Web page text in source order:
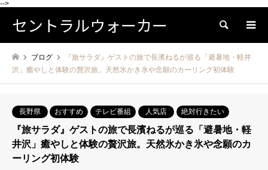
-->
セントラルウォーカー 検索
ブログ
『旅サラダ』ゲストの旅で長濱ねるが巡る「避暑地・軽井
沢」癒やしと体験の贅沢旅。天然氷かき氷や念願のカーリング初体験
長野県 おすすめ テレビ番組 人気店 絶対行きたい
『旅サラダ』ゲストの旅で長濱ねるが巡る「避暑地・軽
井沢」癒やしと体験の贅沢旅。天然氷かき氷や念願のカ
ーリング初体験